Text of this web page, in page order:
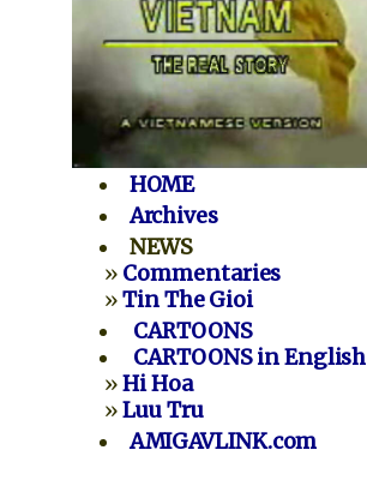
HOME
Archives
NEWS
» Commentaries
»Tin The Gioi
CARTOONS
CARTOONS in English
»Hi Hoa
»Luu Tru
AMIGAVLINK.com